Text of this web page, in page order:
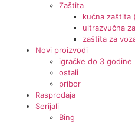
Zaštita
kućna zaštita
ultrazvučna
zaštita za
Novi proizvodi
igračke do 3 godine
ostali
pribor
Rasprodaja
Serijali
Bing